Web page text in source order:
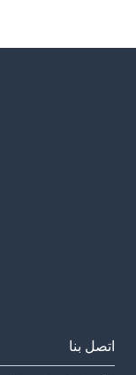
اتصل بنا